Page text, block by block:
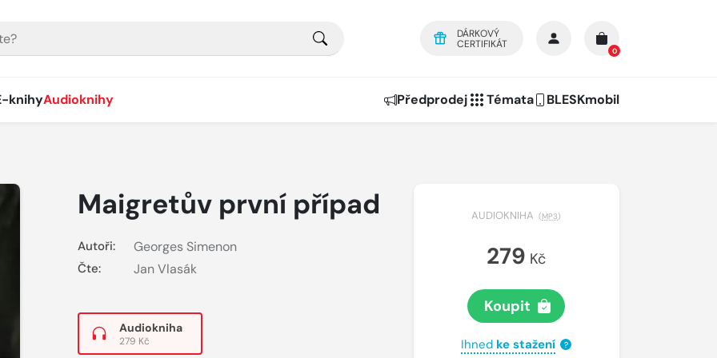
DÁRKOVÝ
CERTIFIKÁT
0
knihyAudioknihy Předprodej Témata BLESKmobil
Maigretův první případ
Autoři: Georges Simenon
Čte: Jan Vlasák
Audiokniha
279 Kč
AUDIOKNIHA (MP3)
279 Kč
Koupit
Ihned ke stažení ?